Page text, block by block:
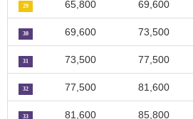
29 65,800 69,600
30 69,600 73,500
31 73,500 77,500
32 77,500 81,600
33 81,600 85,800